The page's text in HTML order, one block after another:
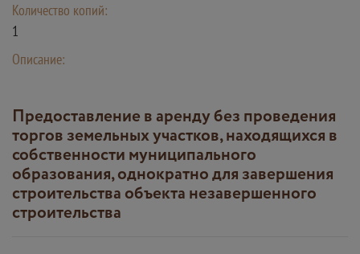
Количество копий:
1
Описание:
Предоставление в аренду без проведения
торгов земельных участков, находящихся в
собственности муниципального
образования, однократно для завершения
строительства объекта незавершенного
строительства